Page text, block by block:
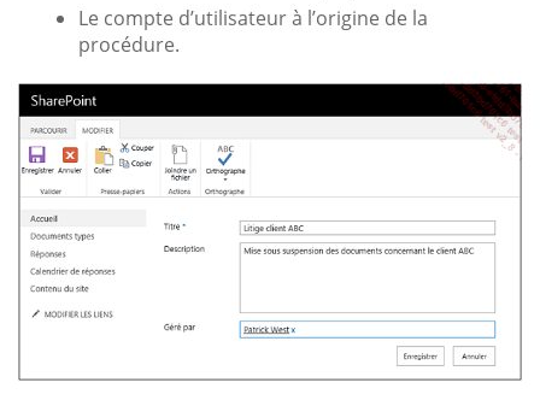
Le compte d’utilisateur à l’origine de la
procédure.